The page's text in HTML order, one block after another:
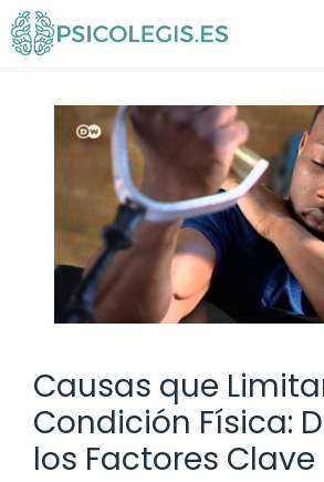
Saltar
al
Causas que
Condición Física:
los Factores Clave